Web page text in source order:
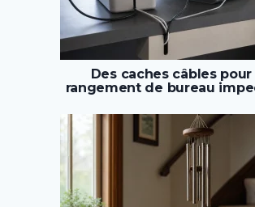
Des caches câbles pour
rangement de bureau